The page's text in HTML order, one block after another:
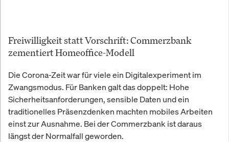
Freiwilligkeit statt Vorschrift: Commerzbank
zementiert Homeoffice-Modell
Die Corona-Zeit war für viele ein Digitalexperiment im
Zwangsmodus. Für Banken galt das doppelt: Hohe
Sicherheitsanforderungen, sensible Daten und ein
traditionelles Präsenzdenken machten mobiles Arbeiten
einst zur Ausnahme. Bei der Commerzbank ist daraus
längst der Normalfall geworden.